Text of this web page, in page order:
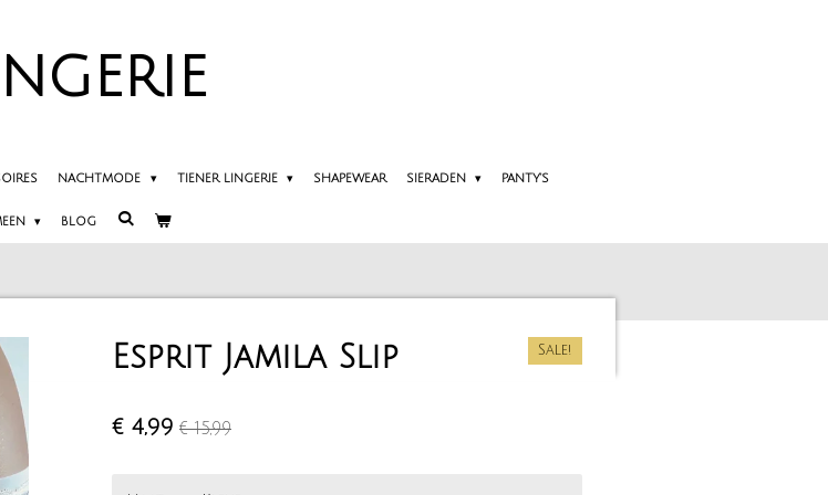
NACHTMODE TIENER LINGERIE SHAPEWEAR SIERADEN PANTY'S
BLOG
Esprit Jamila Slip Sale!
€ 4,99 € 15,99